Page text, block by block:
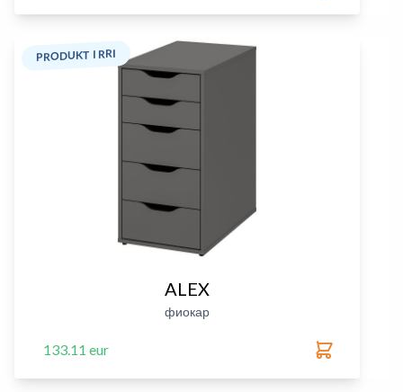
PRODUKT I RRI
ALEX
фиокар
133.11 eur